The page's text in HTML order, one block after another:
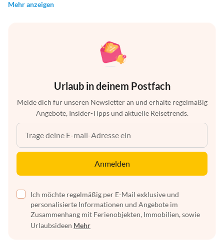
Mehr anzeigen
Urlaub in deinem Postfach
Melde dich für unseren Newsletter an und erhalte regelmäßig
Angebote, Insider-Tipps und aktuelle Reisetrends.
Anmelden
Ich möchte regelmäßig per E-Mail exklusive und
personalisierte Informationen und Angebote im
Zusammenhang mit Ferienobjekten, Immobilien, sowie
Urlaubsideen Mehr